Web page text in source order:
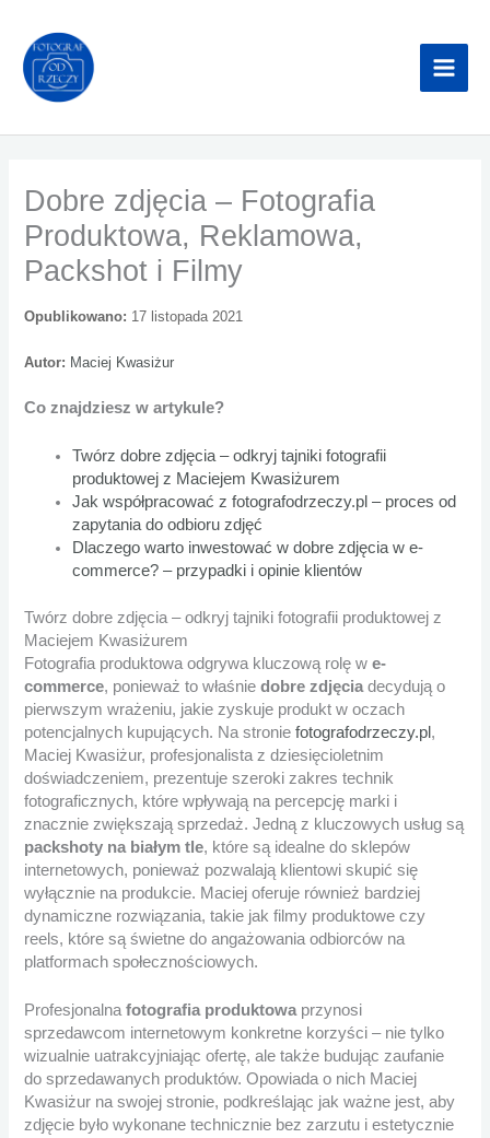
treści
Dobre zdjęcia – Fotografia
Produktowa, Reklamowa,
Packshot i Filmy
Opublikowano: 17 listopada 2021
Autor: Maciej Kwasiżur
Co znajdziesz w artykule?
Twórz dobre zdjęcia – odkryj tajniki fotografii
produktowej z Maciejem Kwasiżurem
Jak współpracować z fotografodrzeczy.pl – proces od
zapytania do odbioru zdjęć
Dlaczego warto inwestować w dobre zdjęcia w e-
commerce? – przypadki i opinie klientów
Twórz dobre zdjęcia – odkryj tajniki fotografii produktowej z
Maciejem Kwasiżurem
Fotografia produktowa odgrywa kluczową rolę we-
commerce, ponieważ to właśniedobre zdjęcia decydują o
pierwszym wrażeniu, jakie zyskuje produkt w oczach
potencjalnych kupujących. Na stroniefotografodrzeczy.pl ,
Maciej Kwasiżur, profesjonalista z dziesięcioletnim
doświadczeniem, prezentuje szeroki zakres technik
fotograficznych, które wpływają na percepcję marki i
znacznie zwiększają sprzedaż. Jedną z kluczowych usług są
packshoty na białym tle, które są idealne do sklepów
internetowych, ponieważ pozwalają klientowi skupić się
wyłącznie na produkcie. Maciej oferuje również bardziej
dynamiczne rozwiązania, takie jak filmy produktowe czy
reels, które są świetne do angażowania odbiorców na
platformach społecznościowych.
Profesjonalnafotografia produktowaprzynosi
sprzedawcom internetowym konkretne korzyści – nie tylko
wizualnie uatrakcyjniając ofertę, ale także budując zaufanie
do sprzedawanych produktów. Opowiada o nich Maciej
Kwasiżur na swojej stronie, podkreślając jak ważne jest, aby
zdjęcie było wykonane technicznie bez zarzutu i estetycznie